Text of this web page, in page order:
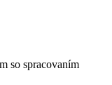
so spracovaním